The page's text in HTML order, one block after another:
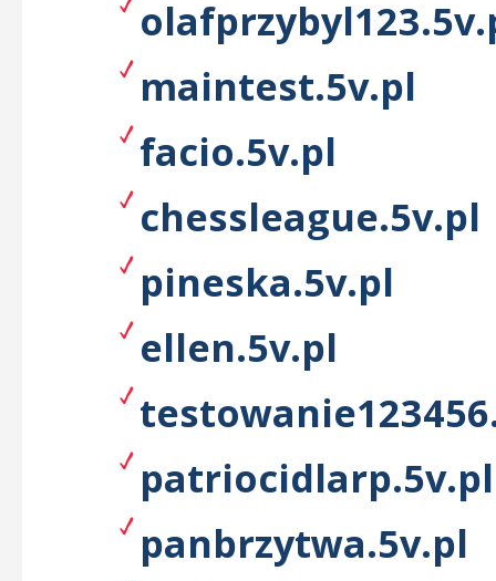
maintest.5v.pl
facio.5v.pl
chessleague.5v.pl
pineska.5v.pl
ellen.5v.pl
patriocidlarp.5v.pl
panbrzytwa.5v.pl